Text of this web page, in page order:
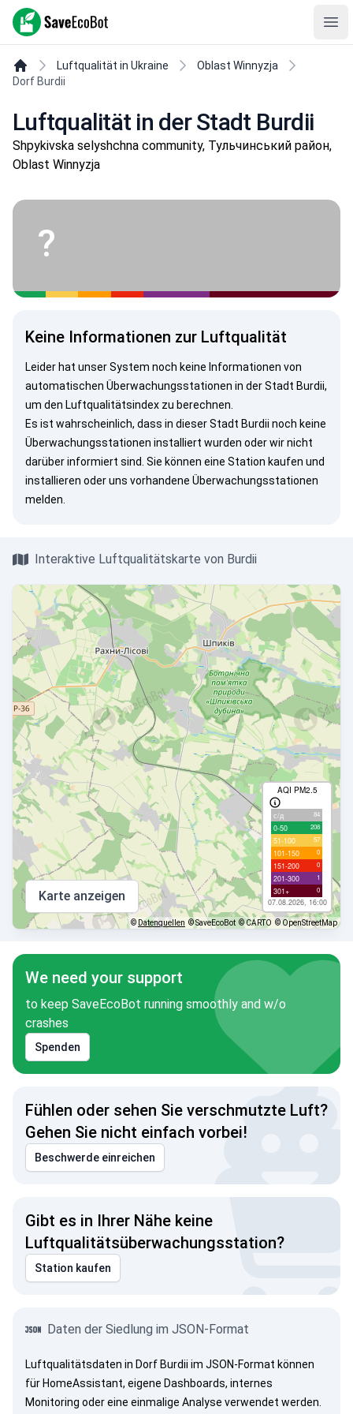
SaveEcoBot
Luftqualität in Ukraine
Oblast Winnyzja
Dorf Burdii
Luftqualität in der Stadt Burdii
Shpykivska selyshchna community, Тульчинський район,
Oblast Winnyzja
?
Keine Informationen zur Luftqualität
Leider hat unser System noch keine Informationen von
automatischen Überwachungsstationen in der Stadt Burdii,
um den Luftqualitätsindex zu berechnen.
Es ist wahrscheinlich, dass in dieser Stadt Burdii noch keine
Überwachungsstationen installiert wurden oder wir nicht
darüber informiert sind. Sie können eine Station kaufen und
installieren oder uns vorhandene Überwachungsstationen
melden.
Interaktive Luftqualitätskarte von Burdii
AQI PM2.5
с/д 84
0-50 208
51-100 57
101-150 0
151-200 0
201-300 1
301+ 0
07.08.2026, 16:00
Karte anzeigen
© Datenquellen © SaveEcoBot © CARTO © OpenStreetMap
We need your support
to keep SaveEcoBot running smoothly and w/o
crashes
Spenden
Fühlen oder sehen Sie verschmutzte Luft?
Gehen Sie nicht einfach vorbei!
Beschwerde einreichen
Gibt es in Ihrer Nähe keine
Luftqualitätsüberwachungsstation?
Station kaufen
Daten der Siedlung im JSON-Format
Luftqualitätsdaten in Dorf Burdii im JSON-Format können
für HomeAssistant, eigene Dashboards, internes
Monitoring oder eine einmalige Analyse verwendet werden.